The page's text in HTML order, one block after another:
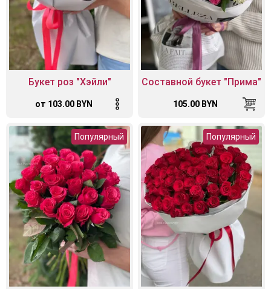
Букет роз "Хэйли"
от 103.00 BYN
Составной букет "Прима"
105.00 BYN
Популярный Популярный